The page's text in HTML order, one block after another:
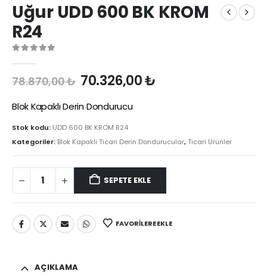
Uğur UDD 600 BK KROM
R24
78.870,00₺ Orijinal
78.870,00 ₺.
70.326,00₺
Blok Kapaklı Derin Dondurucu
Stok kodu: UDD 600 BK KROM R24
Kategoriler: Blok Kapaklı Ticari Derin Dondurucular,Ticari Ürünler
SEPETE EKLE
FAVORILERE EKLE
AÇIKLAMA